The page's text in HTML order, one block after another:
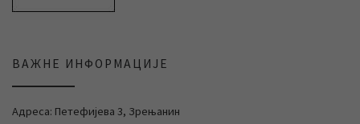
ВАЖНЕ ИНФОРМАЦИЈЕ
Адреса: Петефијева 3, Зрењанин